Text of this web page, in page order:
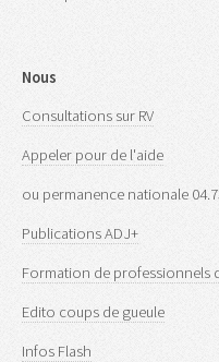
Nous
Consultations sur RV
Appeler pour de l'aide
ou permanence nationale
Publications ADJ+
Formation de professionnels
Edito coups de gueule
Infos Flash